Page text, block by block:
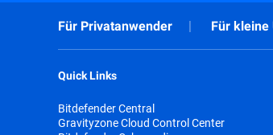
Für Privatanwender Für kleine
Quick Links
Bitdefender Central
Gravityzone Cloud Control Center